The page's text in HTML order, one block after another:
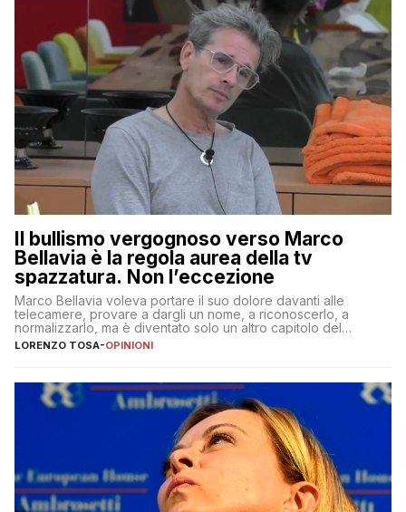
Il bullismo vergognoso verso Marco
Bellavia è la regola aurea della tv
spazzatura. Non l’eccezione
Marco Bellavia voleva portare il suo dolore davanti alle
telecamere, provare a dargli un nome, a riconoscerlo, a
normalizzarlo, ma è diventato solo un altro capitolo del
copione
LORENZO TOSA-OPINIONI